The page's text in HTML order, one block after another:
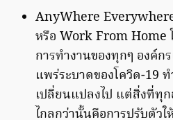
AnyWhere
หรือ Work From Home
การทำงานของทุกๆ องค์ก
แพร่ระบาดของโควิด-19
เปลี่ยนแปลงไป แต่สิ่งที่ทุ
ไกลกว่านั้นคือการปรับตัว